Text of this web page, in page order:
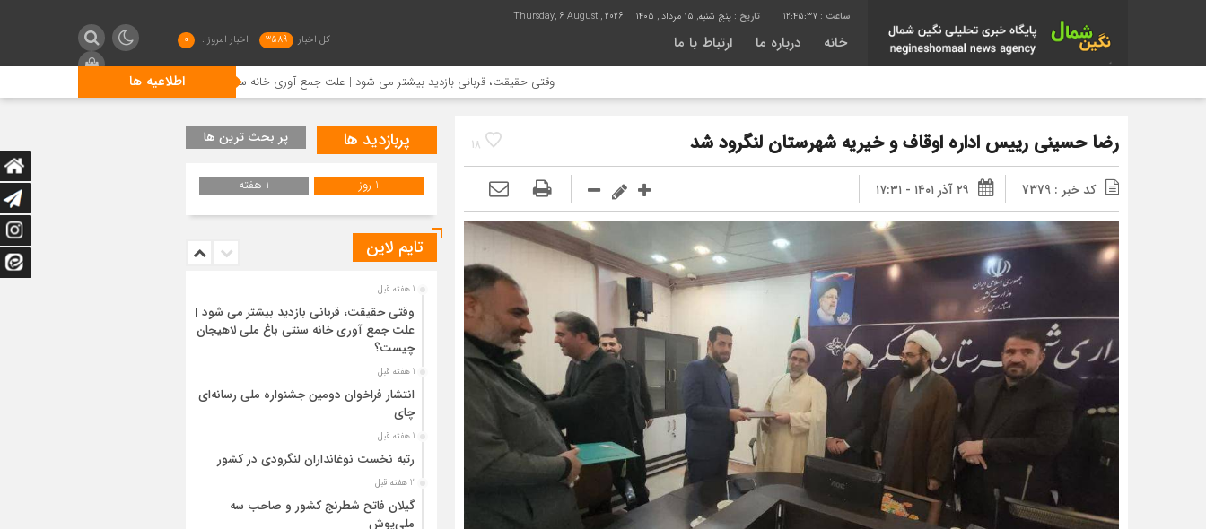
12:45:38 تاریخ : پنج شنبه, ۱۵ مرداد , ۱۴۰۵ Thursday, 6 August , 2026
خانه درباره ما ارتباط با ما کل اخبار 3589 اخبار امروز : 0
اطلاعیه هاوقتی حقیقت، قربانی بازدید بیشتر می شود | علت جمع آوری خانه سنتی باغ ملی لاهیجان چیست؟
18 رضا حسینی رییس اداره اوقاف و خیریه شهرستان لنگرود شد
کد خبر : 7379 ۲۹ آذر ۱۴۰۱ - ۱۷:۳۱
پربازدید ها پر بحث ترین ها
1 روز 1 هفته
تایم لاین
1 هفته قبل
وقتی حقیقت، قربانی بازدید بیشتر می شود |
علت جمع آوری خانه سنتی باغ ملی لاهیجان
چیست؟
1 هفته قبل
انتشار فراخوان دومین جشنواره ملی رسانه‌ای
چای
1 هفته قبل
رتبه نخست نوغانداران لنگرودی در کشور
2 هفته قبل
گیلان فاتح شطرنج کشور و صاحب سه
ملی‌پوش